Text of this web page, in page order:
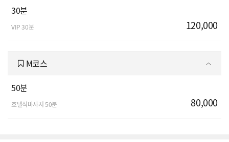
30분
VIP 30분 120,000
M코스
50분
호텔식마사지 50분 80,000